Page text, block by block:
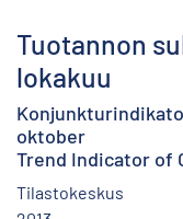
Tuotannon
lokakuu
oktober
Trend Indicator of
Tilastokeskus